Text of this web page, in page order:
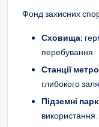
Фонд захисних
Сховища:
перебування.
Станції
глибокого
Підземні
використання.